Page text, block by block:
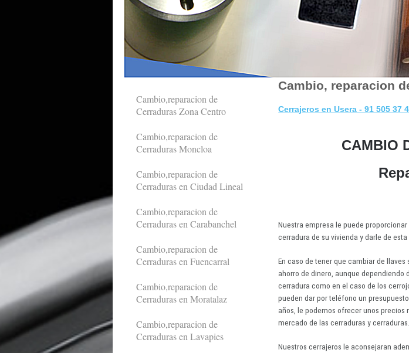
Cambio, reparacion
Cerrajeros en Usera - 91 505 37
CAMBIO
Nuestra empresa le puede proporcionar
cerradura de su vivienda y darle de
En caso de tener que cambiar de llaves
ahorro de dinero, aunque
cerradura como en el caso de los
pueden dar por teléfono un
años, le podemos ofrecer unos
mercado de las cerraduras y cerraduras.
Nuestros cerrajeros le aconsejaran
Cambio,reparacion de
Cerraduras Zona Centro
Cambio,reparacion de
Cerraduras Moncloa
Cambio,reparacion de
Cerraduras en Ciudad Lineal
Cambio,reparacion de
Cerraduras en Carabanchel
Cambio,reparacion de
Cerraduras en Fuencarral
Cambio,reparacion de
Cerraduras en Moratalaz
Cambio,reparacion de
Cerraduras en Lavapies